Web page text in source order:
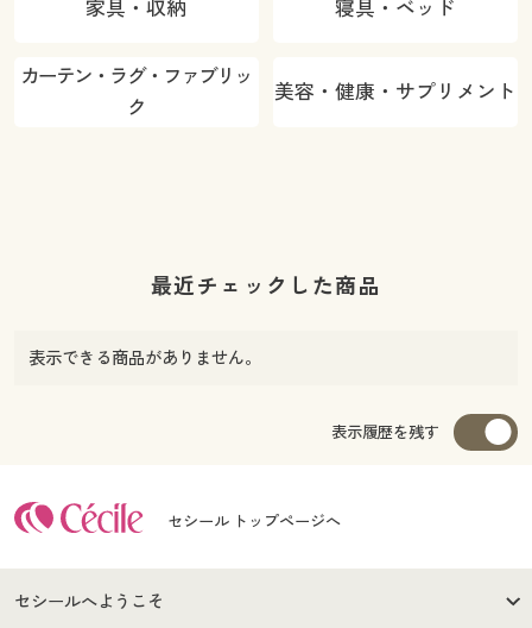
家具・収納 寝具・ベッド
カーテン・ラグ・ファブリッ
ク
美容・健康・サプリメント
最近チェックした商品
表示できる商品がありません。
表示履歴を残す
セシール トップページへ
セシールへようこそ